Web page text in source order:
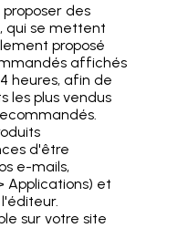
des
qui se mettent
proposé
affichés
heures, afin de
les plus vendus
d'être
e-mails,
Applications) et
sur votre site